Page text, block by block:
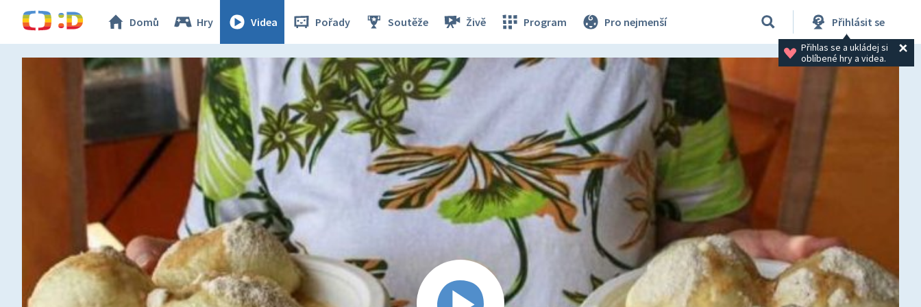
Domů Hry Videa Pořady Soutěže Živě Program Pro nejmenší Přihlásit se
Přihlas se a ukládej si
oblíbené hry a videa.